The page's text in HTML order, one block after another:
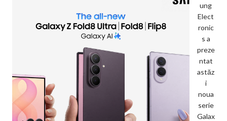
ung
Elect
ronic
s a
preze
ntat
astăz
i
noua
serie
Galax